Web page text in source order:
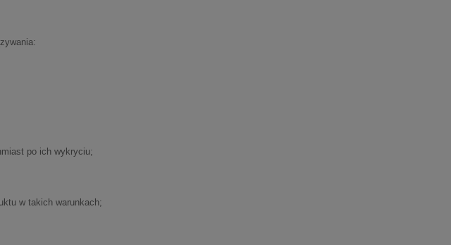
po ich wykryciu;
w takich warunkach;